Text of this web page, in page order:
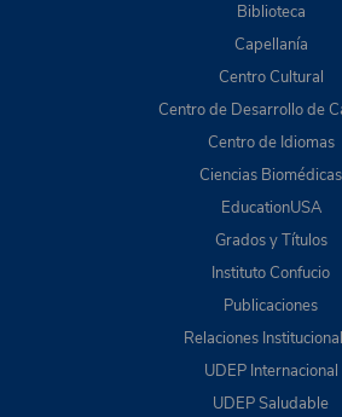
Biblioteca
Capellanía
Centro Cultural
Centro de Desarrollo de
Centro de Idiomas
Ciencias Biomédicas
EducationUSA
Grados y Títulos
Instituto Confucio
Publicaciones
Relaciones
UDEP Internacional
UDEP Saludable